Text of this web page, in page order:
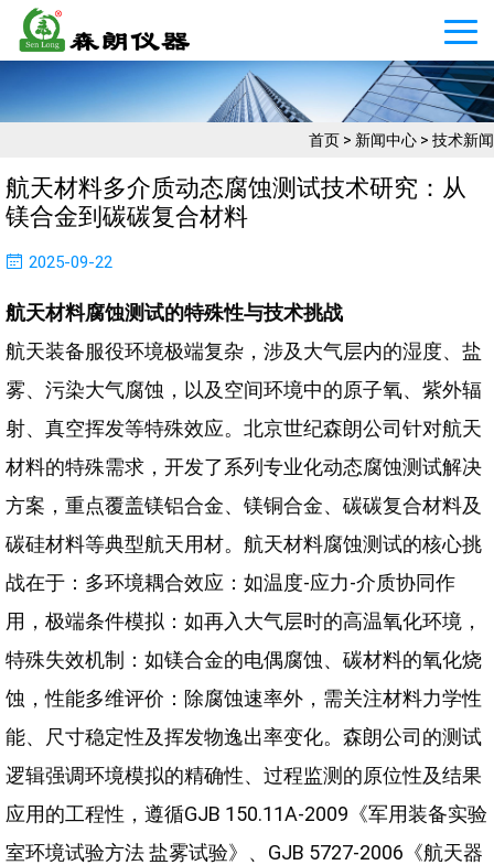
首页 > 新闻中心 > 技术新闻
航天材料多介质动态腐蚀测试技术研究：从
镁合金到碳碳复合材料
2025-09-22
航天材料腐蚀测试的特殊性与技术挑战
航天装备服役环境极端复杂，涉及大气层内的湿度、盐
雾、污染大气腐蚀，以及空间环境中的原子氧、紫外辐
射、真空挥发等特殊效应。北京世纪森朗公司针对航天
材料的特殊需求，开发了系列专业化动态腐蚀测试解决
方案，重点覆盖镁铝合金、镁铜合金、碳碳复合材料及
碳硅材料等典型航天用材。航天材料腐蚀测试的核心挑
战在于：多环境耦合效应：如温度-应力-介质协同作
用，极端条件模拟：如再入大气层时的高温氧化环境，
特殊失效机制：如镁合金的电偶腐蚀、碳材料的氧化烧
蚀，性能多维评价：除腐蚀速率外，需关注材料力学性
能、尺寸稳定性及挥发物逸出率变化。森朗公司的测试
逻辑强调环境模拟的精确性、过程监测的原位性及结果
应用的工程性，遵循GJB 150.11A-2009《军用装备实验
室环境试验方法 盐雾试验》、GJB 5727-2006《航天器